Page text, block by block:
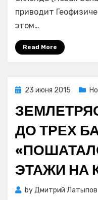
приводит
этом…
Read More
Posted
23 июня 2015
ДО ТРЕХ
ЭТАЖИ НА
byДмитрий Латыпов